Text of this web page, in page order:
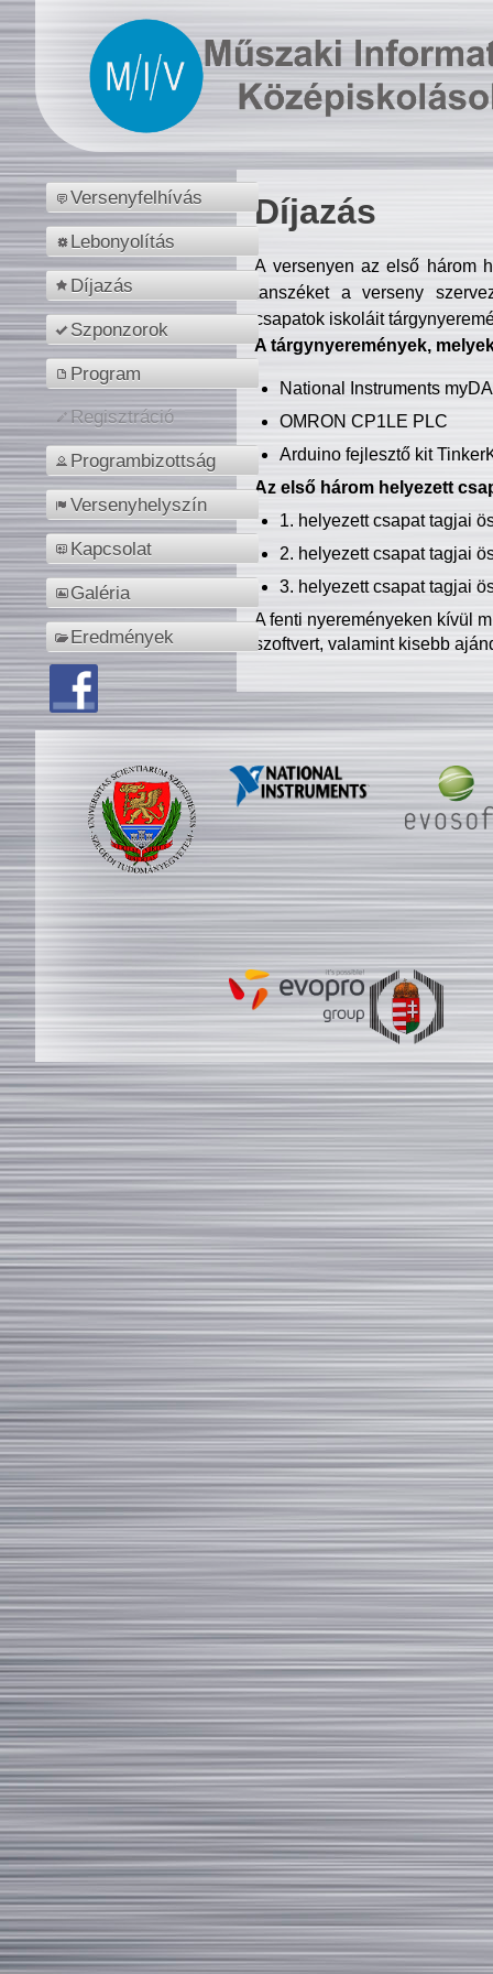
Versenyfelhívás
Lebonyolítás
Díjazás
Szponzorok
Program
Regisztráció
Programbizottság
Versenyhelyszín
Kapcsolat
Galéria
Eredmények
Díjazás
A versenyen az első három
tanszéket a verseny
csapatok iskoláit
A tárgynyeremények,
National Instruments
OMRON CP1LE PLC
Arduino fejlesztő kit
Az első három helyezett
1. helyezett csapat tagjai
2. helyezett csapat tagjai
3. helyezett csapat tagjai
A fenti nyereményeken kívül
szoftvert, valamint kisebb